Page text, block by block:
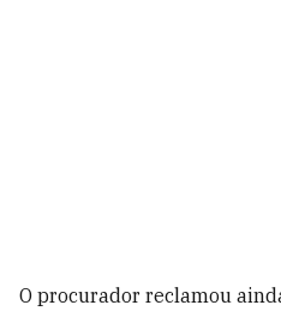
O procurador reclamou